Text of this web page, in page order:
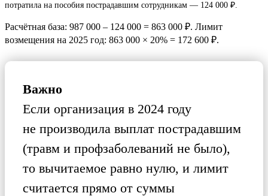
потратила на пособия пострадавшим сотрудникам — 124 000 ₽.
Расчётная база: 987 000 – 124 000 = 863 000 ₽. Лимит
возмещения на 2025 год: 863 000 × 20% = 172 600 ₽.
Важно
Если организация в 2024 году
не производила выплат пострадавшим
(травм и профзаболеваний не было),
то вычитаемое равно нулю, и лимит
считается прямо от суммы